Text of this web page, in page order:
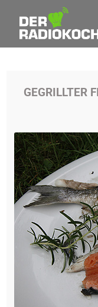
GEGRILLTER